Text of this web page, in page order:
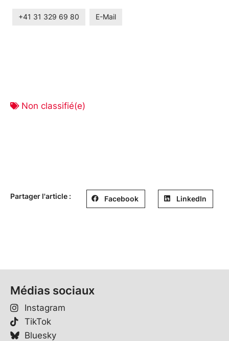
+41 31 329 69 80 E-Mail
Non classifié(e)
Partager l'article : Facebook LinkedIn
Médias sociaux
Instagram
TikTok
Bluesky